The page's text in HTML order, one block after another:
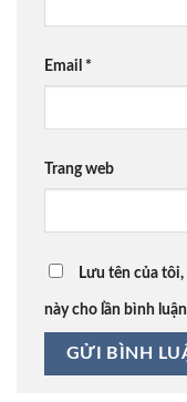
Email *
Trang web
Lưu tên của
này cho lần bình